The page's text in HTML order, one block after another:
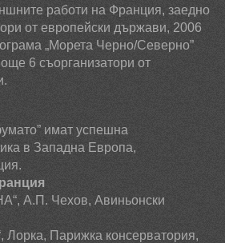
работи на Франция, заедно
от европейски държави, 2006
„Морета Черно/Северно”
6 съорганизатори от
имат успешна
в Западна Европа,
А.П. Чехов, Авиньонски
Парижка консерватория,